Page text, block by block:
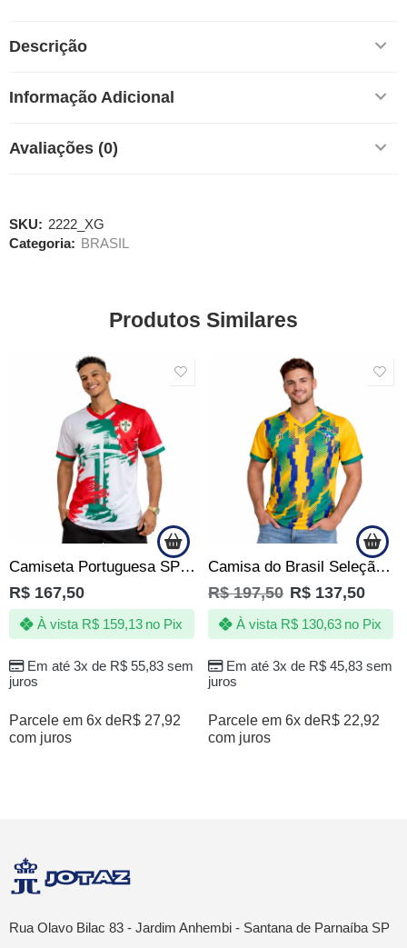
Descrição
Informação Adicional
Avaliações (0)
SKU: 2222_XG
Categoria: BRASIL
Produtos Similares
Camiseta Portuguesa SP Tricampeã Paulista 35|36|73 – Escudo emborrachado
R$ 167,50
Em até 3x de R$55,83sem
juros
À vista R$159,13 no Pix
Parcele em 6x deR$ 27,92
com juros
Camisa do Brasil Seleção Top Brasileira Amarela
R$197,50 R$ 137,50
Em até 3x de R$45,83sem
juros
À vista R$130,63 no Pix
Parcele em 6x deR$ 22,92
com juros
Rua Olavo Bilac 83 - Jardim Anhembi - Santana de Parnaíba SP